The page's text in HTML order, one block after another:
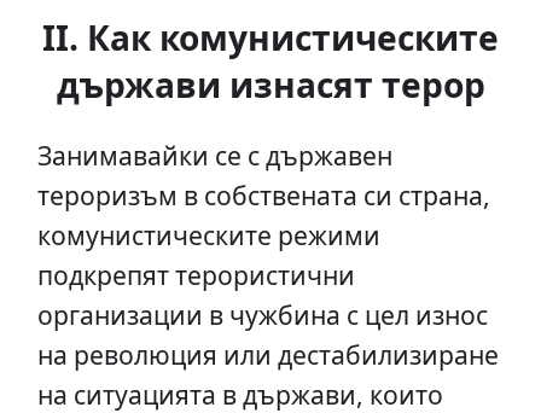
II. Как комунистическите
държави изнасят терор
Занимавайки се с държавен
тероризъм в собствената си страна,
комунистическите режими
подкрепят терористични
организации в чужбина с цел износ
на революция или дестабилизиране
на ситуацията в държави, които